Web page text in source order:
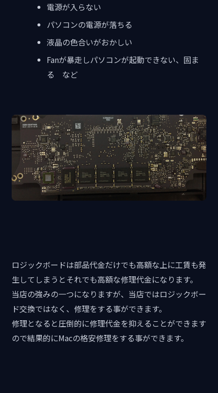
電源が入らない
パソコンの電源が落ちる
液晶の色合いがおかしい
Fanが暴走しパソコンが起動できない、固ま
る など
ロジックボードは部品代金だけでも高額な上に工賃も発
生してしまうとそれでも高額な修理代金になります。
当店の強みの一つになりますが、当店ではロジックボー
ド交換ではなく、修理をする事ができます。
修理となると圧倒的に修理代金を抑えることができます
ので結果的にMacの格安修理をする事ができます。